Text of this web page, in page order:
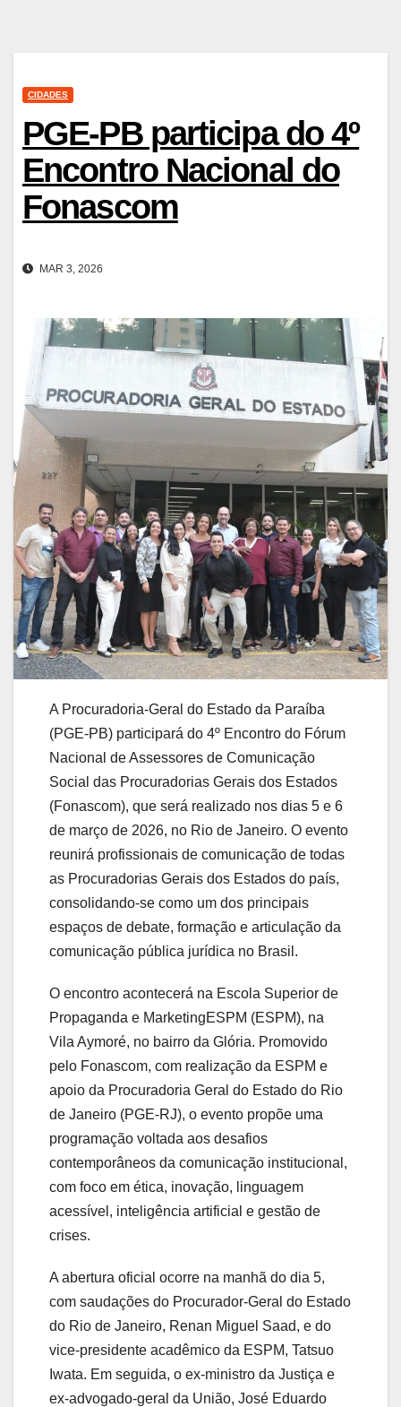
CIDADES
PGE-PB participa do 4º
Encontro Nacional do
Fonascom
MAR 3, 2026
A Procuradoria-Geral do Estado da Paraíba
(PGE-PB) participará do 4º Encontro do Fórum
Nacional de Assessores de Comunicação
Social das Procuradorias Gerais dos Estados
(Fonascom), que será realizado nos dias 5 e 6
de março de 2026, no Rio de Janeiro. O evento
reunirá profissionais de comunicação de todas
as Procuradorias Gerais dos Estados do país,
consolidando-se como um dos principais
espaços de debate, formação e articulação da
comunicação pública jurídica no Brasil.
O encontro acontecerá na Escola Superior de
Propaganda e MarketingESPM (ESPM), na
Vila Aymoré, no bairro da Glória. Promovido
pelo Fonascom, com realização da ESPM e
apoio da Procuradoria Geral do Estado do Rio
de Janeiro (PGE-RJ), o evento propõe uma
programação voltada aos desafios
contemporâneos da comunicação institucional,
com foco em ética, inovação, linguagem
acessível, inteligência artificial e gestão de
crises.
A abertura oficial ocorre na manhã do dia 5,
com saudações do Procurador-Geral do Estado
do Rio de Janeiro, Renan Miguel Saad, e do
vice-presidente acadêmico da ESPM, Tatsuo
Iwata. Em seguida, o ex-ministro da Justiça e
ex-advogado-geral da União, José Eduardo